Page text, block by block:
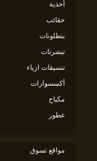
أحذية
حقائب
بنطلونات
تيشرتات
تنسيقات ازياء
أكسسوارات
مكياج
عطور
مواقع تسوق